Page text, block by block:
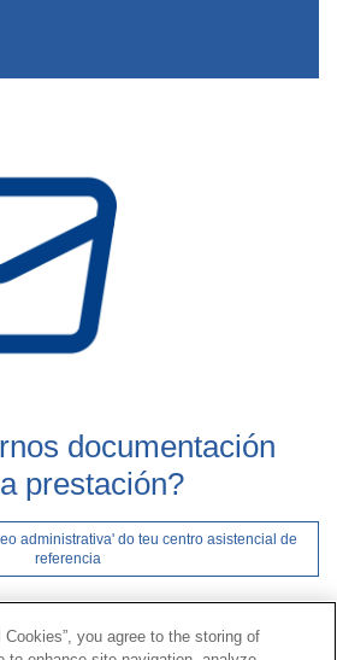
documentación
prestación?
administrativa' do teu centro asistencial de
referencia
do contratante|Reclamacións
you agree to the storing of